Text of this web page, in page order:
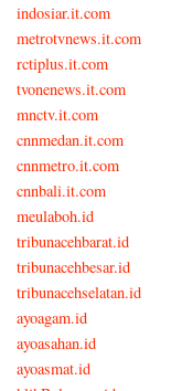
indosiar.it.com
metrotvnews.it.com
rctiplus.it.com
tvonenews.it.com
mnctv.it.com
cnnmedan.it.com
cnnmetro.it.com
cnnbali.it.com
meulaboh.id
tribunacehbarat.id
tribunacehbesar.id
tribunacehselatan.id
ayoagam.id
ayoasahan.id
ayoasmat.id